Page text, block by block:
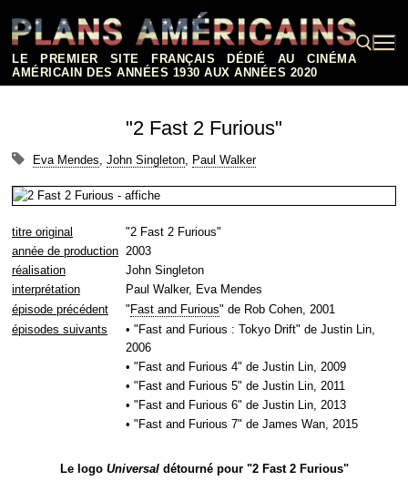
contenu
LE PREMIER SITE FRANÇAIS DÉDIÉ AU CINÉMA
AMÉRICAIN DES ANNÉES 1930 AUX ANNÉES 2020
"2 Fast 2 Furious"
Eva Mendes, John Singleton, Paul Walker
titre original
"2 Fast 2 Furious"
année de production 2003
réalisation
John Singleton
interprétation
Paul Walker, Eva Mendes
épisode précédent
" Fast and Furious" de Rob Cohen, 2001
épisodes suivants
• "Fast and Furious : Tokyo Drift" de Justin Lin,
2006
• "Fast and Furious 4" de Justin Lin, 2009
• "Fast and Furious 5" de Justin Lin, 2011
• "Fast and Furious 6" de Justin Lin, 2013
• "Fast and Furious 7" de James Wan, 2015
Le logo Universaldétourné pour "2 Fast 2 Furious"